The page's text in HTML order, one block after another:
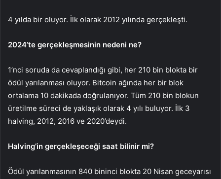
4 yılda bir oluyor. İlk olarak 2012 yılında gerçekleşti.
2024’te gerçekleşmesinin nedeni ne?
1’nci soruda da cevaplandığı gibi, her 210 bin blokta bir
ödül yarılanması oluyor. Bitcoin ağında her bir blok
ortalama 10 dakikada doğrulanıyor. Tüm 210 bin blokun
üretilme süreci de yaklaşık olarak 4 yılı buluyor. İlk 3
halving, 2012, 2016 ve 2020’deydi.
Halving’in gerçekleşeceği saat bilinir mi?
Ödül yarılanmasının 840 bininci blokta 20 Nisan geceyarısı